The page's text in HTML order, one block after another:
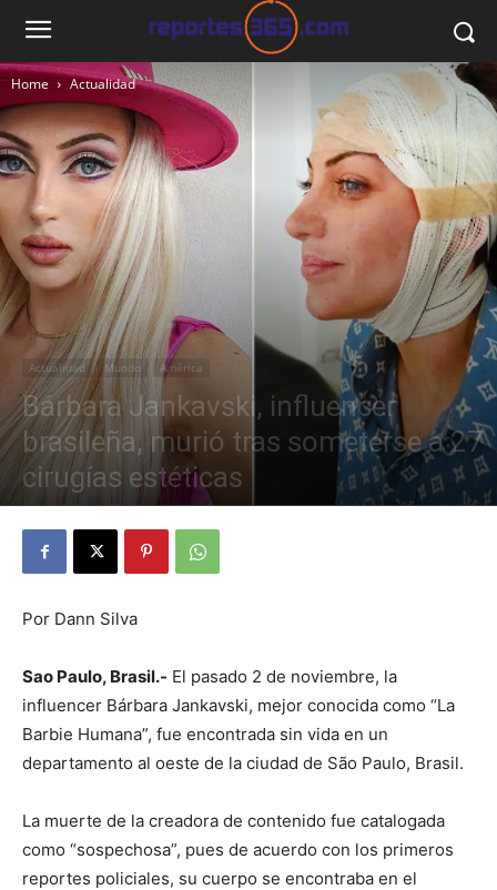
Home Actualidad
Actualidad Mundo América
Bárbara Jankavski, influencer
brasileña, murió tras someterse a 27
cirugías estéticas
By Julio Valdez - noviembre 7, 2025 21
Por Dann Silva
Sao Paulo, Brasil.- El pasado 2 de noviembre, la
influencer Bárbara Jankavski, mejor conocida como “La
Barbie Humana”, fue encontrada sin vida en un
departamento al oeste de la ciudad de São Paulo, Brasil.
La muerte de la creadora de contenido fue catalogada
como “sospechosa”, pues de acuerdo con los primeros
reportes policiales, su cuerpo se encontraba en el